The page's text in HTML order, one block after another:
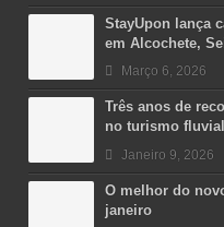
StayUpon lança
em Alcochete,
Março 6, 2026
Três anos de
no turismo
Janeiro 9, 2026
O melhor do
janeiro